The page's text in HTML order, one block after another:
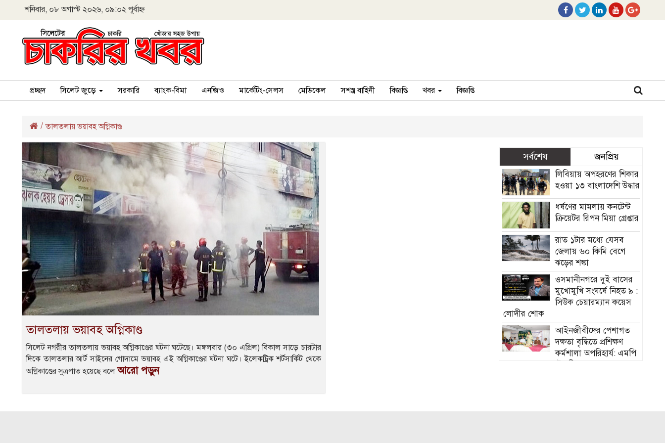
শনিবার, ০৮ অগাস্ট ২০২৬, ০৯:০২ পূর্বাহ্ন
প্রচ্ছদ সিলেট জুড়ে সরকারি ব্যাংক-বিমা এনজিও মার্কেটিং-সেলস মেডিকেল সশস্ত্র বাহিনী বিজ্ঞপ্তি খবর বিজ্ঞপ্তি
/তালতলায় ভয়াবহ অগ্নিকাণ্ড
তালতলায় ভয়াবহ অগ্নিকাণ্ড
সিলেট নগরীর তালতলায় ভয়াবহ অগ্নিকাণ্ডের ঘটনা ঘটেছে। মঙ্গলবার (৩০ এপ্রিল) বিকাল সাড়ে চারটার
দিকে তালতলার আর্ট সাইনের গোদামে ভয়াবহ এই অগ্নিকাণ্ডের ঘটনা ঘটে। ইলেকট্রিক শর্টসার্কিট থেকে
অগ্নিকাণ্ডের সুত্রপাত হয়েছে বলে আরো পড়ুন
সর্বশেষ জনপ্রিয়
লিবিয়ায় অপহরণের শিকার
হওয়া ১৩ বাংলাদেশি উদ্ধার
ধর্ষণের মামলায় কনটেন্ট
ক্রিয়েটর রিপন মিয়া গ্রেপ্তার
রাত ১টার মধ্যে যেসব
জেলায় ৬০ কিমি বেগে
ঝড়ের শঙ্কা
ওসমানীনগরে দুই বাসের
মুখোমুখি সংঘর্ষে নিহত ৯ :
সিউক চেয়ারম্যান কয়েস
লোদীর শোক
‎আইনজীবীদের পেশাগত
দক্ষতা বৃদ্ধিতে প্রশিক্ষণ
কর্মশালা অপরিহার্য: এমপি